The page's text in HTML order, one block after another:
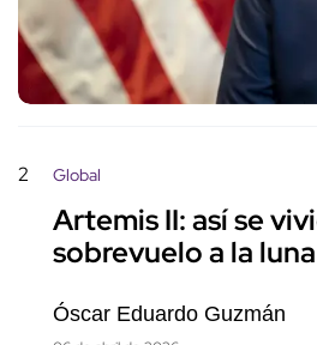
2 Global
Artemis II: así se
sobrevuelo a la luna
Óscar Eduardo Guzmán